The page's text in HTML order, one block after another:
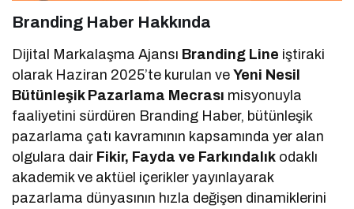
Branding Haber Hakkında
Dijital Markalaşma Ajansı Branding Line iştiraki
olarak Haziran 2025’te kurulan veYeni Nesil
Bütünleşik Pazarlama Mecrası misyonuyla
faaliyetini sürdüren Branding Haber, bütünleşik
pazarlama çatı kavramının kapsamında yer alan
olgulara dair Fikir, Fayda ve Farkındalık odaklı
akademik ve aktüel içerikler yayınlayarak
pazarlama dünyasının hızla değişen dinamiklerini